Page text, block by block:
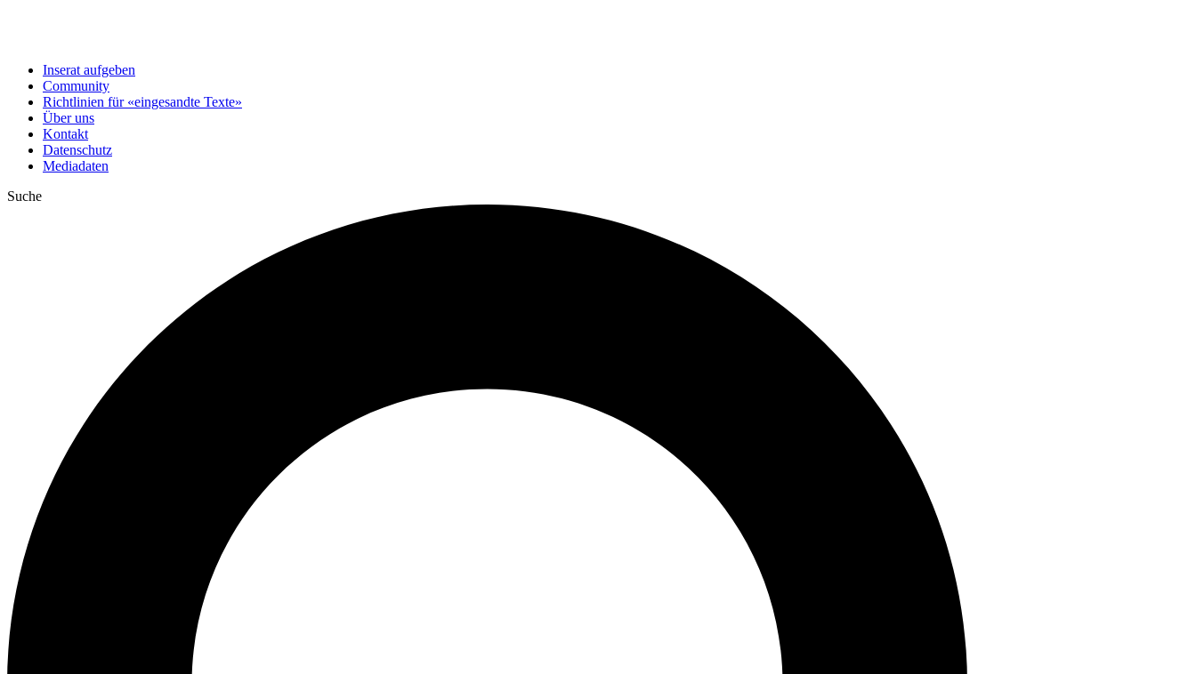
Inserat aufgeben
Community
Richtlinien für «eingesandte Texte»
Über uns
Kontakt
Datenschutz
Mediadaten
Suche